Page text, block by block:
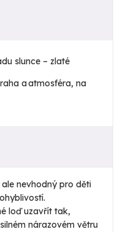
slunce – zlaté
a atmosféra, na
nevhodný pro děti
loď uzavřít tak,
nárazovém větru